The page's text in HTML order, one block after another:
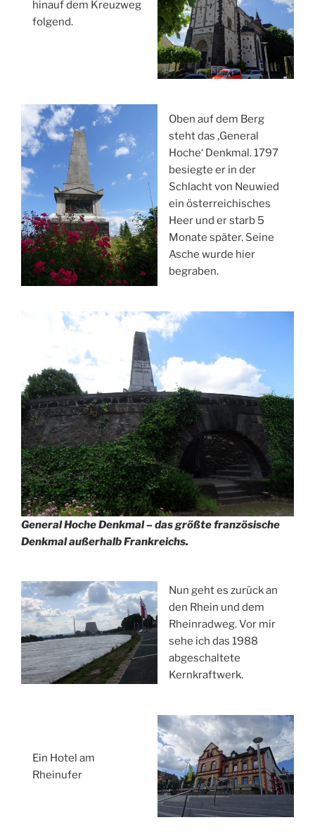
hinauf dem Kreuzweg
folgend.
Oben auf dem Berg
steht das ‚General
Hoche‘ Denkmal. 1797
besiegte er in der
Schlacht von Neuwied
ein österreichisches
Heer und er starb 5
Monate später. Seine
Asche wurde hier
begraben.
General Hoche Denkmal – das größte französische
Denkmal außerhalb Frankreichs.
Nun geht es zurück an
den Rhein und dem
Rheinradweg. Vor mir
sehe ich das 1988
abgeschaltete
Kernkraftwerk.
Ein Hotel am
Rheinufer